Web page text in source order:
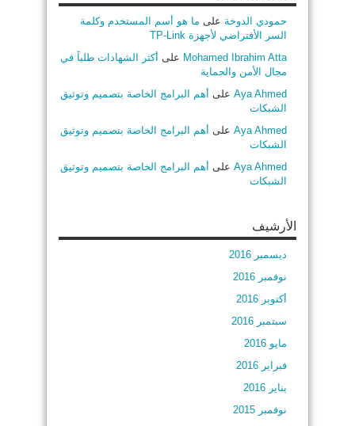
حمودي الدوخة على ما هو أسم المستخدم وكلمة
السر الأفتراضي لأجهزة TP-Link
Mohamed Ibrahim Atta على أكثر الشهادات طلباً في
مجال الأمن والحماية
Aya Ahmed على أهم البرامج الخاصة بتصميم وتوثيق
الشبكات
Aya Ahmed على أهم البرامج الخاصة بتصميم وتوثيق
الشبكات
Aya Ahmed على أهم البرامج الخاصة بتصميم وتوثيق
الشبكات
الأرشيف
ديسمبر 2016
نوفمبر 2016
أكتوبر 2016
سبتمبر 2016
مايو 2016
فبراير 2016
يناير 2016
نوفمبر 2015